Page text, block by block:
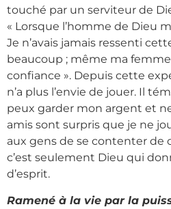
touché par un serviteur de
« Lorsque l’homme de Dieu
Je n’avais jamais ressenti
beaucoup ; même ma
confiance ». Depuis cette
n’a plus l’envie de jouer. Il
peux garder mon argent et
amis sont surpris que je ne
aux gens de se contenter de
c’est seulement Dieu qui
d’esprit.
Ramené à la vie par la